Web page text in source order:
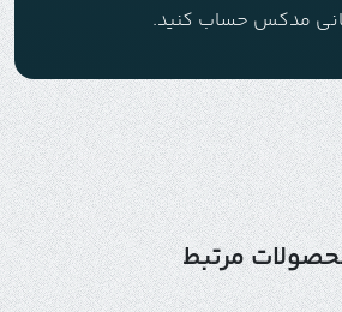
مدکس حساب کنید.
مرتبط